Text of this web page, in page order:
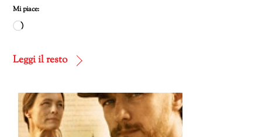
Mi piace:
Caricamento
corso…
Leggi il resto